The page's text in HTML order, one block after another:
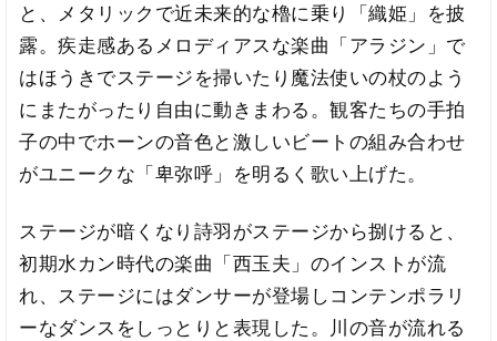
と、メタリックで近未来的な櫓に乗り「織姫」を披
露。疾走感あるメロディアスな楽曲「アラジン」で
はほうきでステージを掃いたり魔法使いの杖のよう
にまたがったり自由に動きまわる。観客たちの手拍
子の中でホーンの音色と激しいビートの組み合わせ
がユニークな「卑弥呼」を明るく歌い上げた。
ステージが暗くなり詩羽がステージから捌けると、
初期水カン時代の楽曲「西玉夫」のインストが流
れ、ステージにはダンサーが登場しコンテンポラリ
ーなダンスをしっとりと表現した。川の音が流れる